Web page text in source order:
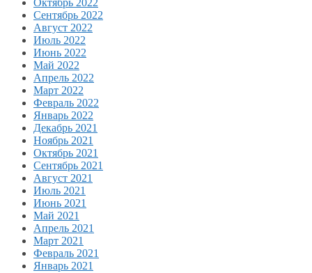
Сентябрь 2022
Август 2022
Июль 2022
Июнь 2022
Май 2022
Апрель 2022
Март 2022
Февраль 2022
Январь 2022
Декабрь 2021
Ноябрь 2021
Октябрь 2021
Сентябрь 2021
Август 2021
Июль 2021
Июнь 2021
Май 2021
Апрель 2021
Март 2021
Февраль 2021
Январь 2021